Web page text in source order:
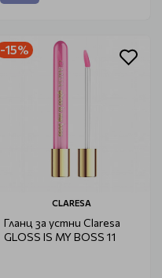
-15%
CLARESA
Гланц за устни Claresa
GLOSS IS MY BOSS 11